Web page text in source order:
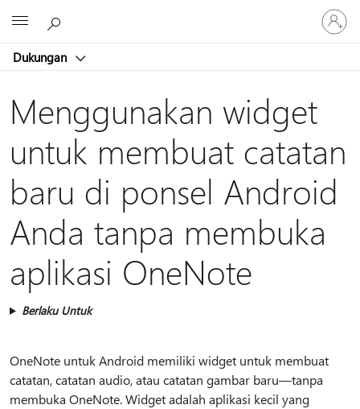
Dukungan
Masuk
ke
akun
Menggunakan widget
untuk membuat catatan
baru di ponsel Android
Anda tanpa membuka
aplikasi OneNote
Berlaku Untuk
OneNote untuk Android memiliki widget untuk membuat
catatan, catatan audio, atau catatan gambar baru—tanpa
membuka OneNote. Widget adalah aplikasi kecil yang